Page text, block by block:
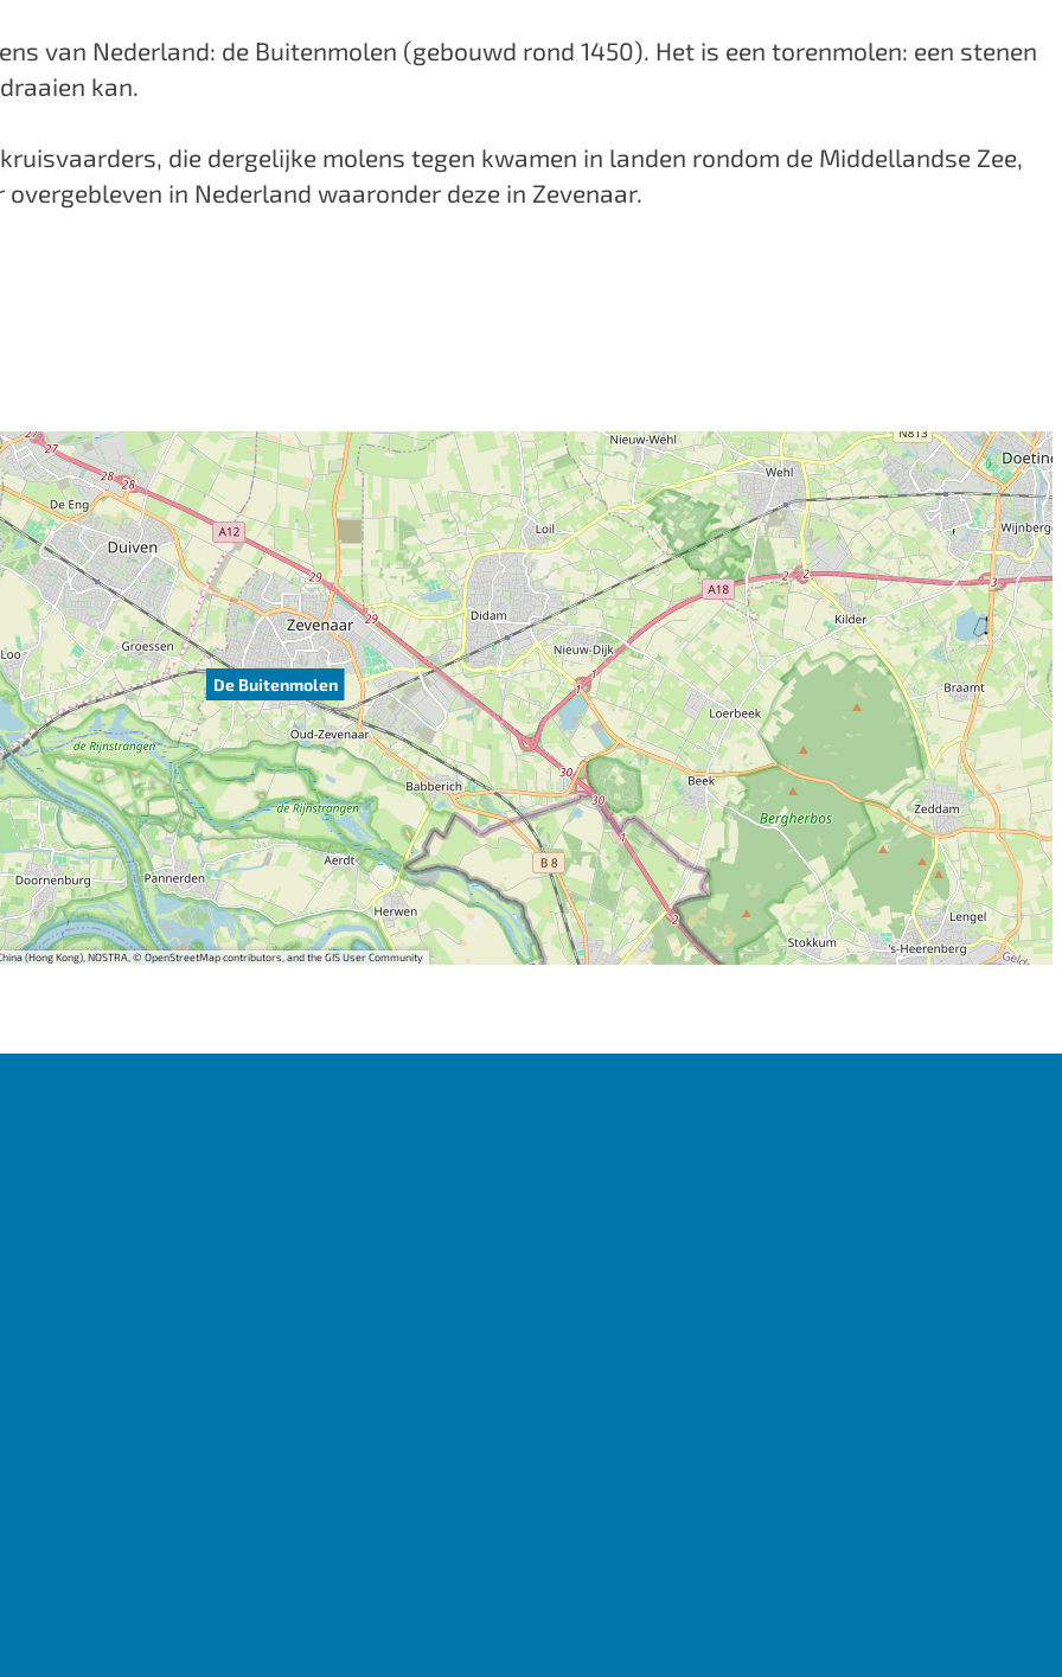
van Nederland: de Buitenmolen (gebouwd rond 1450). Het is een torenmolen: een stenen
kan.⁠
die dergelijke molens tegen kwamen in landen rondom de Middellandse Zee,
in Nederland waaronder deze in Zevenaar.
De Buitenmolen
(Hong Kong), NOSTRA, © OpenStreetMap contributors, and the GIS User Community